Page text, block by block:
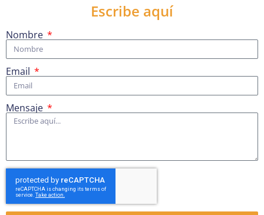
Escribe aquí
Nombre
Email
Mensaje